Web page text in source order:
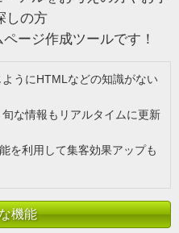
しの方
ージ作成ツールです！
うにHTMLなどの知識がない
な情報もリアルタイムに更新
を利用して集客効果アップも
機能